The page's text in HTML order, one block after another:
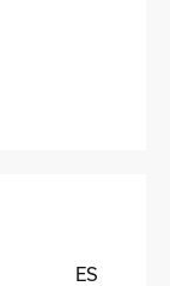
ES